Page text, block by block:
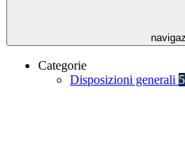
Categorie
Disposizioni generali